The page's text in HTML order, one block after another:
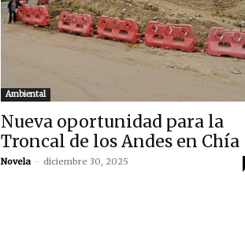
Ambiental
Nueva oportunidad para la
Troncal de los Andes en Chía
Novela - diciembre 30, 2025